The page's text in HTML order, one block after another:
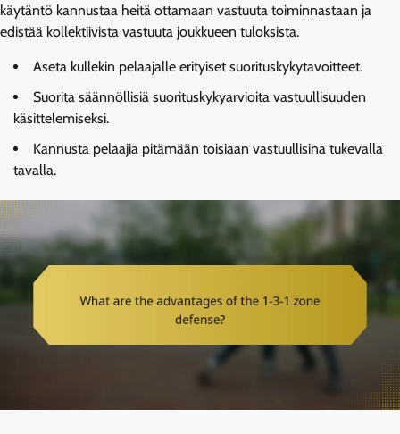
käytäntö kannustaa heitä ottamaan vastuuta toiminnastaan ja
edistää kollektiivista vastuuta joukkueen tuloksista.
Aseta kullekin pelaajalle erityiset suorituskykytavoitteet.
Suorita säännöllisiä suorituskykyarvioita vastuullisuuden
käsittelemiseksi.
Kannusta pelaajia pitämään toisiaan vastuullisina tukevalla
tavalla.